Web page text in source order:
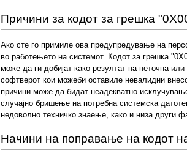
Причини за кодот за грешка
Ако сте го примиле ова предупредување на
во работењето на системот. Кодот за грешка
може да ги добијат како резултат на неточна
софтверот кои можеби оставиле невалидни
причини може да бидат неадекватно
случајно бришење на потребна системска
недоволно техничко знаење, како и низа други
Начини на поправање на кодот